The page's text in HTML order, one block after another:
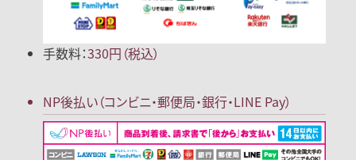
手数料：330円（税込）
NP後払い（コンビニ・郵便局・銀行・LINE Pay）